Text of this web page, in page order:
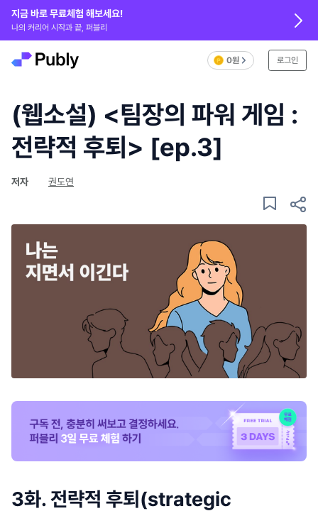
지금 바로 무료체험 해보세요!
나의 커리어 시작과 끝, 퍼블리
0원 로그인
(웹소설) <팀장의 파워 게임 :
전략적 후퇴> [ep.3]
저자 권도연
3화. 전략적 후퇴(strategic